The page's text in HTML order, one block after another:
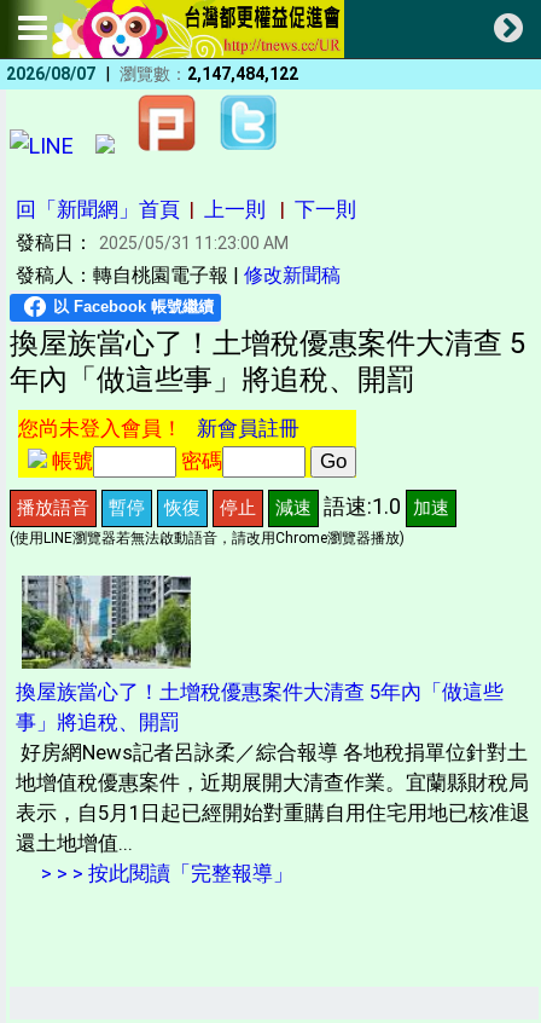
2026/08/07 | 瀏覽數： 2,147,484,122
回「新聞網」首頁 | 上一則 | 下一則
發稿日： 2025/05/31 11:23:00 AM
發稿人：轉自桃園電子報 | 修改新聞稿
換屋族當心了！土增稅優惠案件大清查 5
年內「做這些事」將追稅、開罰
您尚未登入會員！ 新會員註冊
帳號
密碼
播放語音 暫停 恢復 停止 減速 語速:1.0 加速
(使用LINE瀏覽器若無法啟動語音，請改用Chrome瀏覽器播放)
換屋族當心了！土增稅優惠案件大清查 5年內「做這些
事」將追稅、開罰
好房網News記者呂詠柔／綜合報導 各地稅捐單位針對土
地增值稅優惠案件，近期展開大清查作業。宜蘭縣財稅局
表示，自5月1日起已經開始對重購自用住宅用地已核准退
還土地增值...
> > > 按此閱讀「完整報導」